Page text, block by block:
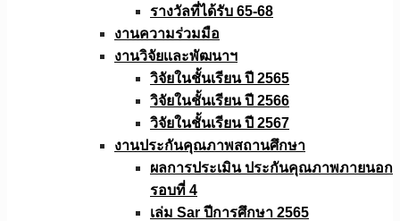
รางวัลที่ได้รับ 65-68
งานความร่วมมือ
งานวิจัยเเละพัฒนาฯ
วิจัยในชั้นเรียน ปี 2565
วิจัยในชั้นเรียน ปี 2566
วิจัยในชั้นเรียน ปี 2567
งานประกันคุณภาพสถานศึกษา
ผลการประเมิน ประกันคุณภาพภายนอก
รอบที่ 4
เล่ม Sar ปีการศึกษา 2565